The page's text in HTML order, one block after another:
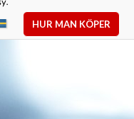
HUR MAN KÖPER